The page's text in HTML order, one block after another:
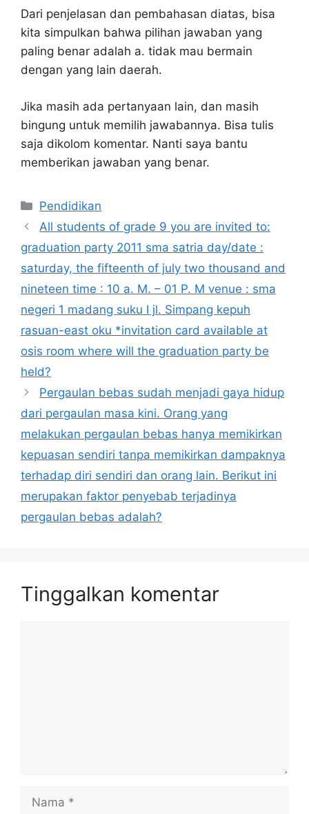
Dari penjelasan dan pembahasan diatas, bisa
kita simpulkan bahwa pilihan jawaban yang
paling benar adalah a. tidak mau bermain
dengan yang lain daerah.
Jika masih ada pertanyaan lain, dan masih
bingung untuk memilih jawabannya. Bisa tulis
saja dikolom komentar. Nanti saya bantu
memberikan jawaban yang benar.
Kategori
Pendidikan
All students of grade 9 you are invited to:
graduation party 2011 sma satria day/date :
saturday, the fifteenth of july two thousand and
nineteen time : 10 a. M. – 01 P. M venue : sma
negeri 1 madang suku I jl. Simpang kepuh
rasuan-east oku *invitation card available at
osis room where will the graduation party be
held?
Pergaulan bebas sudah menjadi gaya hidup
dari pergaulan masa kini. Orang yang
melakukan pergaulan bebas hanya memikirkan
kepuasan sendiri tanpa memikirkan dampaknya
terhadap diri sendiri dan orang lain. Berikut ini
merupakan faktor penyebab terjadinya
pergaulan bebas adalah?
Tinggalkan komentar